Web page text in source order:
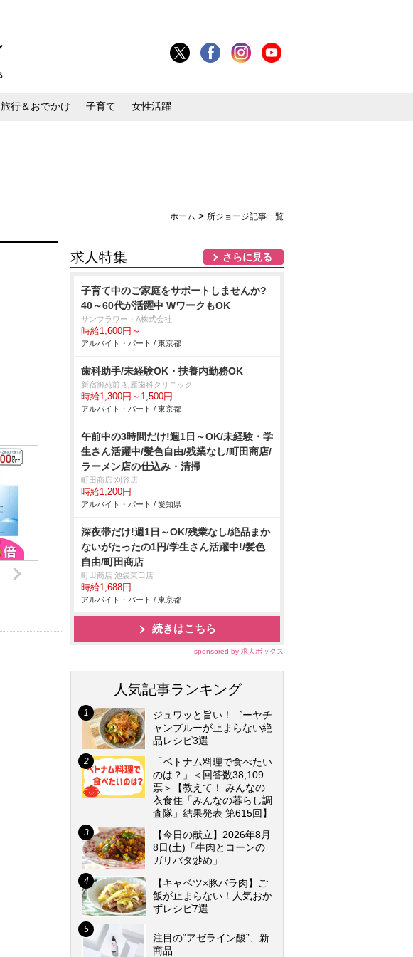
旅行＆おでかけ 子育て 女性活躍
ホーム > 所ジョージ記事一覧
求人特集 さらに見る
子育て中のご家庭をサポートしませんか?
40～60代が活躍中 WワークもOK
サンフラワー・A株式会社
時給1,600円～
アルバイト・パート / 東京都
歯科助手/未経験OK・扶養内勤務OK
新宿御苑前 初雁歯科クリニック
時給1,300円～1,500円
アルバイト・パート / 東京都
午前中の3時間だけ!週1日～OK/未経験・学
生さん活躍中/髪色自由/残業なし/町田商店/
ラーメン店の仕込み・清掃
町田商店 刈谷店
時給1,200円
アルバイト・パート / 愛知県
深夜帯だけ!週1日～OK/残業なし/絶品まか
ないがたったの1円/学生さん活躍中!/髪色
自由/町田商店
町田商店 池袋東口店
時給1,688円
アルバイト・パート / 東京都
続きはこちら
sponsored by 求人ボックス
人気記事ランキング
ジュワッと旨い！ゴーヤチ
ャンプルーが止まらない絶
品レシピ3選
「ベトナム料理で食べたい
のは？」＜回答数38,109
票＞【教えて！ みんなの
衣食住「みんなの暮らし調
査隊」結果発表 第615回】
【今日の献立】2026年8月
8日(土)「牛肉とコーンの
ガリバタ炒め」
【キャベツ×豚バラ肉】ご
飯が止まらない！人気おか
ずレシピ7選
注目の“アゼライン酸”、新
商品